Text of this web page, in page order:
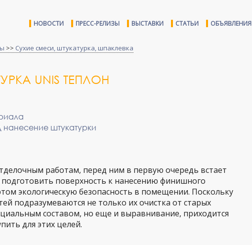
НОВОСТИ ПРЕСС-РЕЛИЗЫ ВЫСТАВКИ СТАТЬИ ОБЪЯВЛЕНИЯ
>> Сухие смеси, штукатурка, шпаклевка
UNIS ТЕПЛОН
нанесение штукатурки
работам, перед ним в первую очередь встает
поверхность к нанесению финишного
экологическую безопасность в помещении. Поскольку
подразумеваются не только их очистка от старых
составом, но еще и выравнивание, приходится
для этих целей.